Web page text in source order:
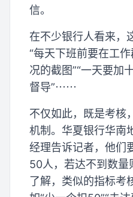
信。
在不少银行人看来，
“每天下班前要在工
况的截图”“一天要加
督导”⋯⋯
不仅如此，既是考核
机制。华夏银行华南
经理告诉记者，他们
50人，若达不到数
了解，类似的指标考